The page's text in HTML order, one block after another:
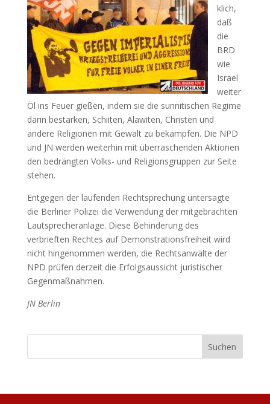
klich,
daß
die
BRD
wie
Israel
weiter
Öl ins Feuer gießen, indem sie die sunnitischen Regime
darin bestärken, Schiiten, Alawiten, Christen und
andere Religionen mit Gewalt zu bekämpfen. Die NPD
und JN werden weiterhin mit überraschenden Aktionen
den bedrängten Volks- und Religionsgruppen zur Seite
stehen.
Entgegen der laufenden Rechtsprechung untersagte
die Berliner Polizei die Verwendung der mitgebrachten
Lautsprecheranlage. Diese Behinderung des
verbrieften Rechtes auf Demonstrationsfreiheit wird
nicht hingenommen werden, die Rechtsanwälte der
NPD prüfen derzeit die Erfolgsaussicht juristischer
Gegenmaßnahmen.
JN Berlin